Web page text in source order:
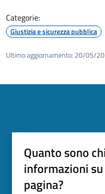
Categorie:
Giustizia e sicurezza pubblica
Ultimo aggiornamento: 20/05/
Quanto sono
informazioni
pagina?